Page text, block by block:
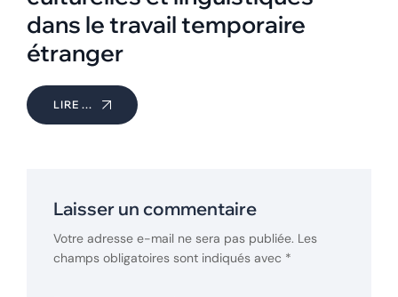
dans le travail temporaire
étranger
LIRE ...
Laisser un commentaire
Votre adresse e-mail ne sera pas publiée. Les
champs obligatoires sont indiqués avec *